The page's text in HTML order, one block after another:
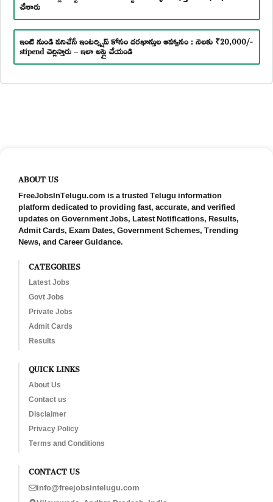
చేశారు
ఇంటి నుండి పనిచేసే ఇంటర్న్షిప్ కోసం దరఖాస్తుల ఆహ్వానం : నెలకు ₹20,000/-
stipend చెల్లిస్తారు – ఇలా అప్లై చేయండి
ABOUT US
FreeJobsInTelugu.com is a trusted Telugu information
platform dedicated to providing fast, accurate, and verified
updates on Government Jobs, Latest Notifications, Results,
Admit Cards, Exam Dates, Government Schemes, Trending
News, and Career Guidance.
CATEGORIES
Latest Jobs
Govt Jobs
Private Jobs
Admit Cards
Results
QUICK LINKS
About Us
Contact us
Disclaimer
Privacy Policy
Terms and Conditions
CONTACT US
info@freejobsintelugu.com